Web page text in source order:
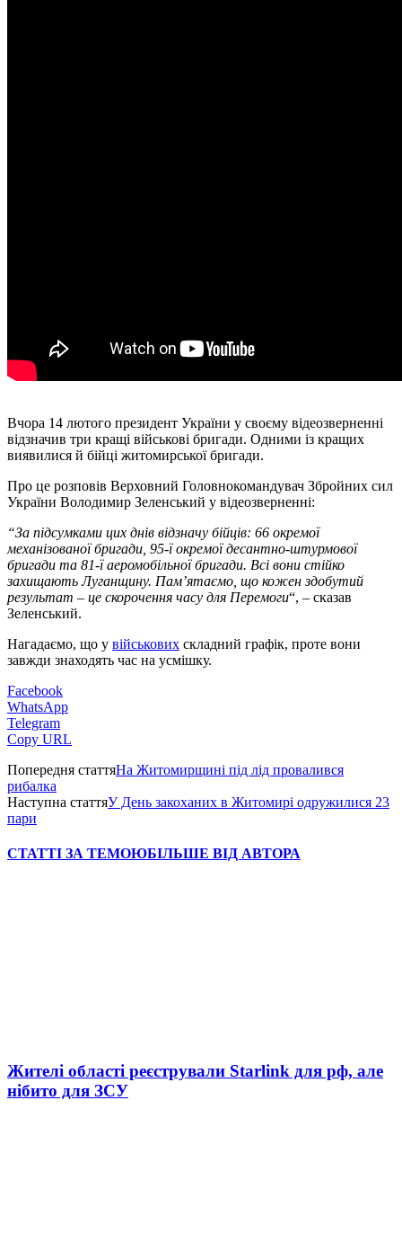
Вчора 14 лютого президент України у своєму відеозверненні
відзначив три кращі військові бригади. Одними із кращих
виявилися й бійці житомирської бригади.
Про це розповів Верховний Головнокомандувач Збройних сил
України Володимир Зеленський у відеозверненні:
“За підсумками цих днів відзначу бійців: 66 окремої
механізованої бригади, 95-ї окремої десантно-штурмової
бригади та 81-ї аеромобільної бригади. Всі вони стійко
захищають Луганщину. Пам’ятаємо, що кожен здобутий
результат – це скорочення часу для Перемоги“, – сказав
Зеленський.
Нагадаємо, що у військових складний графік, проте вони
завжди знаходять час на усмішку.
Facebook
WhatsApp
Telegram
Copy URL
Попередня статтяНа Житомирщині під лід провалився
рибалка
Наступна статтяУ День закоханих в Житомирі одружилися 23
пари
СТАТТІ ЗА ТЕМОЮБІЛЬШЕ ВІД АВТОРА
Жителі області реєстрували Starlink для рф, але
нібито для ЗСУ